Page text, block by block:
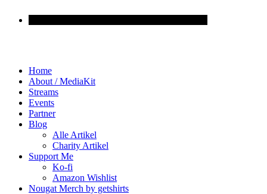
Home
About / MediaKit
Streams
Events
Partner
Blog
Alle Artikel
Charity Artikel
Support Me
Ko-fi
Amazon Wishlist
Nougat Merch by getshirts